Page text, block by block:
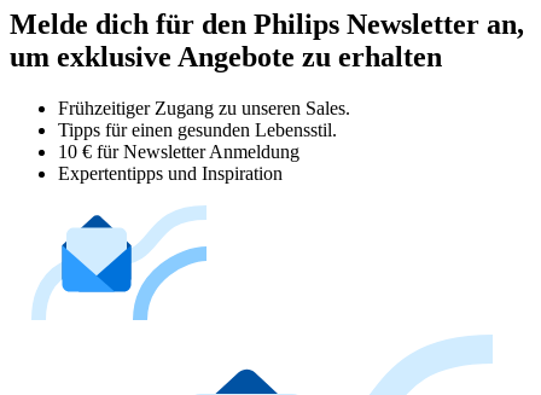
Melde dich für den Philips Newsletter an,
um exklusive Angebote zu erhalten
Frühzeitiger Zugang zu unseren Sales.
Tipps für einen gesunden Lebensstil.
10 € für Newsletter Anmeldung
Expertentipps und Inspiration